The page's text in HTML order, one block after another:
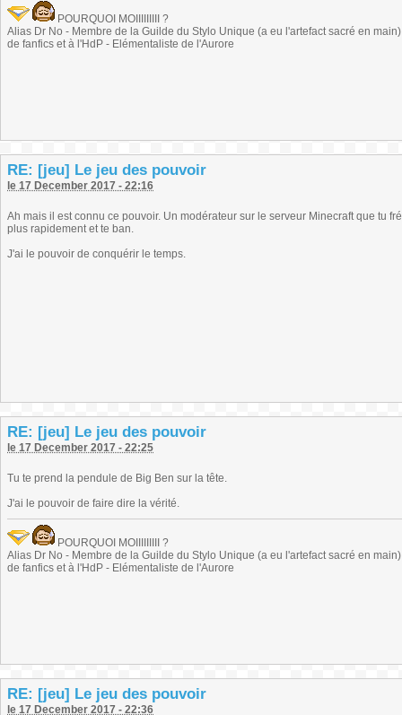
POURQUOI MOIIIIIIIII ?
Alias Dr No - Membre de la Guilde du Stylo Unique (a eu l'artefact sacré en
de fanfics et à l'HdP - Elémentaliste de l'Aurore
RE: [jeu] Le jeu des pouvoir
le 17 December 2017 - 22:16
Ah mais il est connu ce pouvoir. Un modérateur sur le serveur Minecraft que tu
plus rapidement et te ban.
J'ai le pouvoir de conquérir le temps.
RE: [jeu] Le jeu des pouvoir
le 17 December 2017 - 22:25
Tu te prend la pendule de Big Ben sur la tête.
J'ai le pouvoir de faire dire la vérité.
POURQUOI MOIIIIIIIII ?
Alias Dr No - Membre de la Guilde du Stylo Unique (a eu l'artefact sacré en
de fanfics et à l'HdP - Elémentaliste de l'Aurore
RE: [jeu] Le jeu des pouvoir
le 17 December 2017 - 22:36